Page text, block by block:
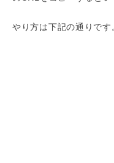
やり方は下記の通りです。